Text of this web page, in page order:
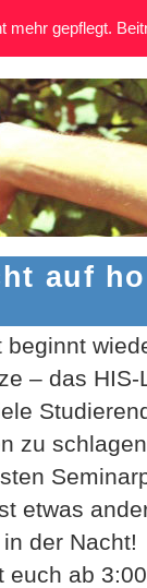
auf
beginnt
– das
zu
etwas
der Nacht!
euch ab
mehr gepflegt.